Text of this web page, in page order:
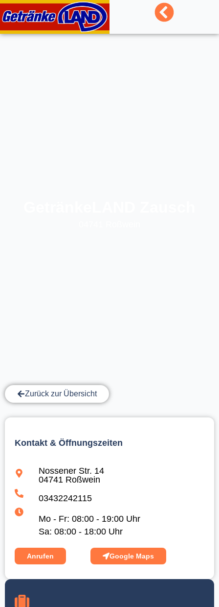
Zurück zur Übersicht
Kontakt & Öffnungszeiten
Nossener Str. 14
04741 Roßwein
03432242115
Mo - Fr: 08:00 - 19:00 Uhr
Sa: 08:00 - 18:00 Uhr
Anrufen Google Maps